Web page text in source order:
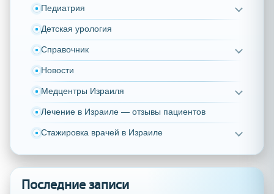
Педиатрия
Детская урология
Справочник
Новости
Медцентры Израиля
Лечение в Израиле — отзывы пациентов
Стажировка врачей в Израиле
Последние записи